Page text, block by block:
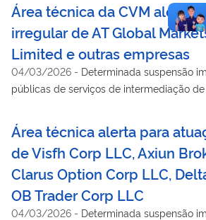
Área técnica da CVM alerta
irregular de AT Global
Limited e outras empresas
04/03/2026 - Determinada suspensão
públicas de serviços de intermediação
Área técnica alerta para
de Visfh Corp LLC, Axiun
Clarus Option Corp LLC,
OB Trader Corp LLC
04/03/2026 - Determinada suspensão